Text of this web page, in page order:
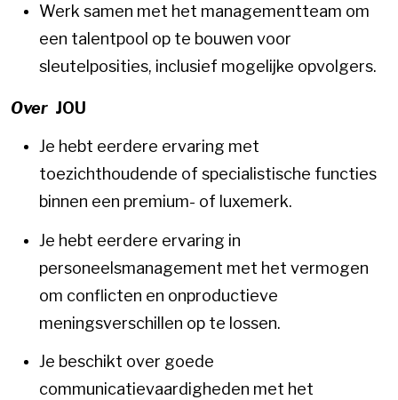
Werk samen met het managementteam om
een ​​talentpool op te bouwen voor
sleutelposities, inclusief mogelijke opvolgers.
Over JOU
Je hebt eerdere ervaring met
toezichthoudende of specialistische functies
binnen een premium- of luxemerk.
Je hebt eerdere ervaring in
personeelsmanagement met het vermogen
om conflicten en onproductieve
meningsverschillen op te lossen.
Je beschikt over goede
communicatievaardigheden met het